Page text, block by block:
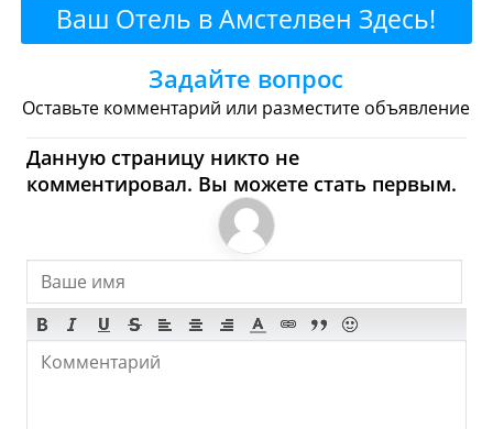
Булочные
Супермаркеты
Торговые Центры
Амстелвен - Где купить?
Магазины, Шоппинг
Продукты
Булочные
Супермаркеты
Мода
Одежда
Обувь
Ваш Отель в Амстелвен Здесь!
Задайте вопрос
Оставьте комментарий или разместите объявление
Данную страницу никто не
комментировал. Вы можете стать первым.